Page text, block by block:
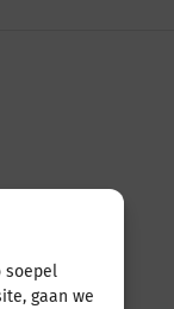
soepel
gaan we